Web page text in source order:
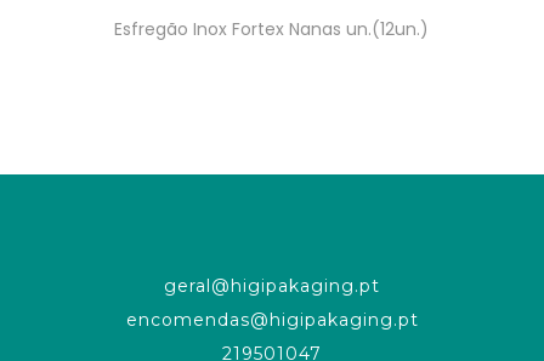
Esfregão Inox Fortex Nanas un.(12un.)
geral@higipakaging.pt
encomendas@higipakaging.pt
219501047